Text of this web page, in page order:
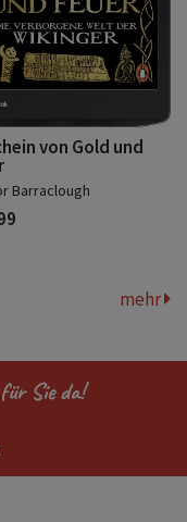
von Gold und
Barraclough
mehr
Sie da!